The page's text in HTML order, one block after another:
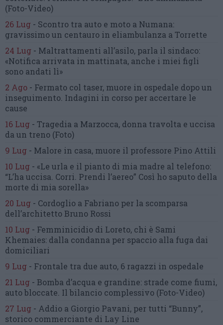
(Foto-Video)
26 Lug - Scontro tra auto e moto a Numana:
gravissimo un centauro in eliambulanza a Torrette
24 Lug - Maltrattamenti all’asilo, parla il sindaco:
«Notifica arrivata in mattinata, anche i miei figli
sono andati lì»
2 Ago - Fermato col taser, muore in ospedale dopo un
inseguimento. Indagini in corso per accertare le
cause
16 Lug - Tragedia a Marzocca, donna travolta e uccisa
da un treno (Foto)
9 Lug - Malore in casa, muore il professore Pino Attili
10 Lug - «Le urla e il pianto di mia madre al telefono:
“L’ha uccisa. Corri. Prendi l’aereo” Così ho saputo della
morte di mia sorella»
20 Lug - Cordoglio a Fabriano per la scomparsa
dell’architetto Bruno Rossi
10 Lug - Femminicidio di Loreto, chi è Sami
Khemaies: dalla condanna per spaccio alla fuga dai
domiciliari
9 Lug - Frontale tra due auto, 6 ragazzi in ospedale
21 Lug - Bomba d’acqua e grandine: strade come fiumi,
auto bloccate. Il bilancio complessivo (Foto-Video)
27 Lug - Addio a Giorgio Pavani, per tutti “Bunny”,
storico commerciante di Lay Line